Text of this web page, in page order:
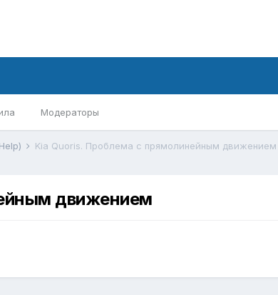
Модераторы
Kia Quoris. Проблема с прямолинейным движением
движением